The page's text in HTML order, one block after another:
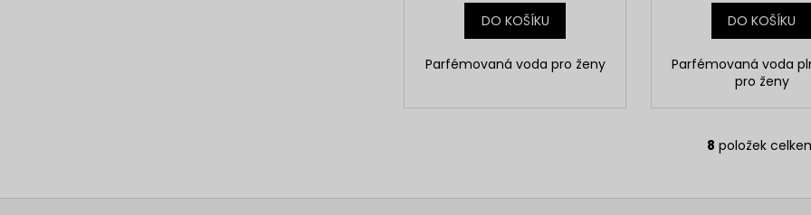
DO KOŠÍKU
Parfémovaná voda pro ženy
DO KOŠÍKU
Parfémovaná voda
pro ženy
O
l
8 položek